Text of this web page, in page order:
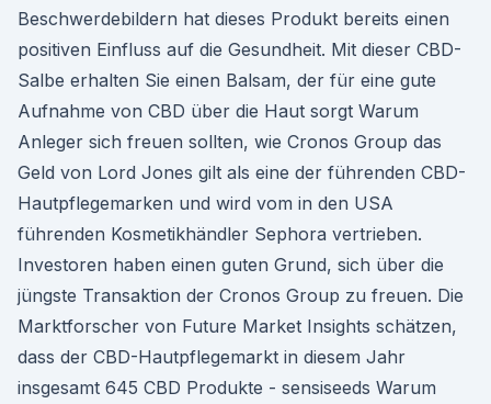
Beschwerdebildern hat dieses Produkt bereits einen
positiven Einfluss auf die Gesundheit. Mit dieser CBD-
Salbe erhalten Sie einen Balsam, der für eine gute
Aufnahme von CBD über die Haut sorgt Warum
Anleger sich freuen sollten, wie Cronos Group das
Geld von Lord Jones gilt als eine der führenden CBD-
Hautpflegemarken und wird vom in den USA
führenden Kosmetikhändler Sephora vertrieben.
Investoren haben einen guten Grund, sich über die
jüngste Transaktion der Cronos Group zu freuen. Die
Marktforscher von Future Market Insights schätzen,
dass der CBD-Hautpflegemarkt in diesem Jahr
insgesamt 645 CBD Produkte - sensiseeds Warum